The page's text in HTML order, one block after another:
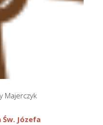
Majerczyk
Św. Józefa